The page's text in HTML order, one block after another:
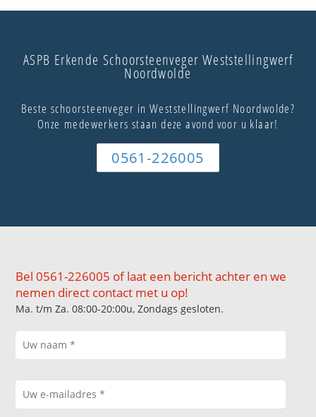
ASPB Erkende Schoorsteenveger Weststellingwerf
Noordwolde
Beste schoorsteenveger in Weststellingwerf Noordwolde?
Onze medewerkers staan deze avond voor u klaar!
0561-226005
Bel 0561-226005 of laat een bericht achter en we
nemen direct contact met u op!
Ma. t/m Za. 08:00-20:00u, Zondags gesloten.